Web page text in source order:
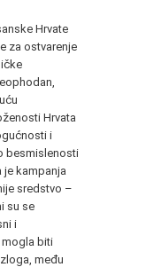
Hrvate
za ostvarenje
Hrvata
i
besmislenosti
je kampanja
sredstvo –
su se
i
mogla biti
među